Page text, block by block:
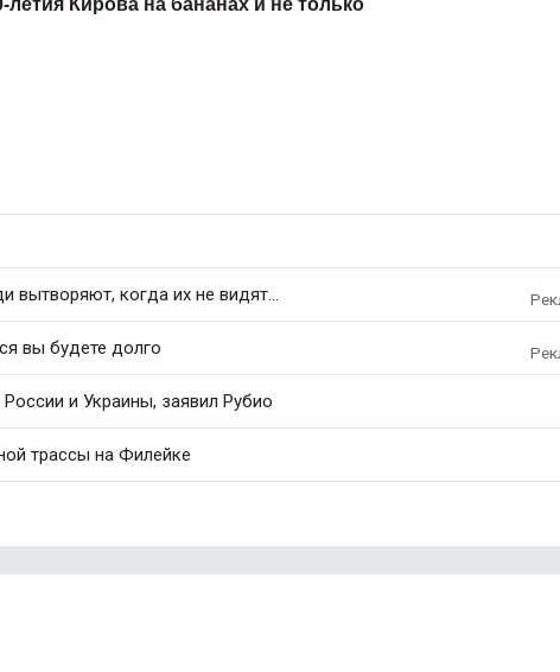
летия Кирова на бананах и не только
когда их не видят...
вы будете долго
и Украины, заявил Рубио
трассы на Филейке